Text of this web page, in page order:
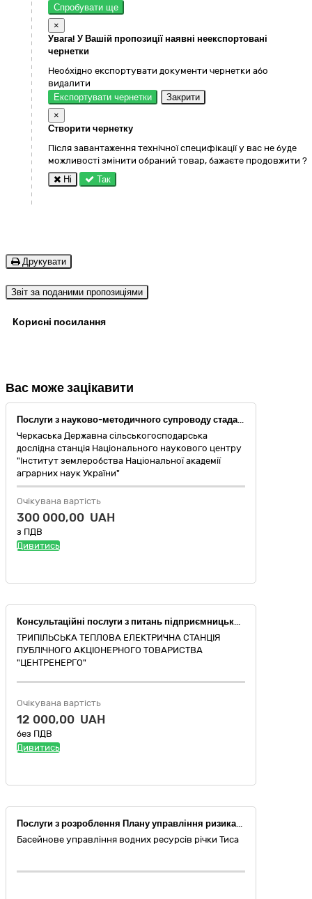
Спробувати ще
×
Увага! У Вашій пропозиції наявні неекспортовані
чернетки
Необхідно експортувати документи чернетки або
видалити
Експортувати чернетки
Закрити
×
Створити чернетку
Після завантаження технічної специфікації у вас не буде
можливості змінити обраний товар, бажаєте продовжити ?
Ні
Так
Друкувати
Звіт за поданими пропозиціями
Корисні посилання
Вас може зацікавити
Послуги з науково-методичного супроводу стада свиней червоної білопоясої породи у сфері годівлі, утримання, відтворення та зниження емісії забруднюючих речовин у навколишнє повітря при виробництві свинини
Черкаська Державна сільськогосподарська
дослідна станція Національного наукового центру
"Інститут землеробства Національної академії
аграрних наук України"
Очікувана вартість
300 000,00 UAH
з ПДВ
Дивитись
Консультаційні послуги з питань підприємницької діяльності та управління (Послуги з оцінки майна)
ТРИПІЛЬСЬКА ТЕПЛОВА ЕЛЕКТРИЧНА СТАНЦІЯ
ПУБЛІЧНОГО АКЦІОНЕРНОГО ТОВАРИСТВА
"ЦЕНТРЕНЕРГО"
Очікувана вартість
12 000,00 UAH
без ПДВ
Дивитись
Послуги з розроблення Плану управління ризиками затоплення для території басейну річки Уж в межах міста Ужгород на 2023-2030 рр.». (ДК 021:2015: 79410000-1 Консультаційні послуги з питань підприємницької діяльності та управління). (джерело фінансування - кошти Гранту Європейського Союзу надані в рамках Проекту міжнародної технічної допомоги ЄС «Спільні заходи з попередження природних катастроф у транскордонному басейні р. Уж», Грантовий контракт № HUSKROUA/1702/8.1/0005 від 29.08.2019р.)
Басейнове управління водних ресурсів річки Тиса